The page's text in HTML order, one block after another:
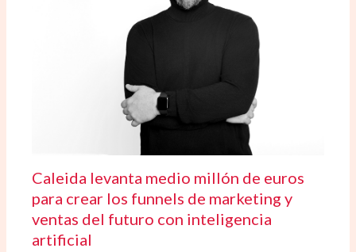
Caleida levanta medio millón de euros
para crear los funnels de marketing y
ventas del futuro con inteligencia
artificial